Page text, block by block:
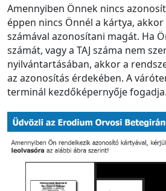
Amennyiben Önnek nincs
éppen nincs Önnél a kártya, akkor
számával azonosítani magát. Ha
számát, vagy a TAJ száma nem
nyilvántartásában, akkor a
az azonosítás érdekében. A
terminál kezdőképernyője fogadja.